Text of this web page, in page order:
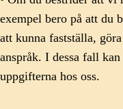
exempel bero på att du
att kunna fastställa,
anspråk. I dessa fall
uppgifterna hos oss.